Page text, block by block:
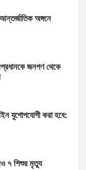
অঙ্গনে
জনগণ থেকে
যুগোপযোগী করা হবে:
৭ শিশুর মৃত্যু